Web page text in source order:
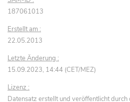
187061013
Erstellt am :
22.05.2013
Letzte Änderung :
15.09.2023, 14:44 (CET/MEZ)
Lizenz :
Datensatz erstellt und veröffentlicht durch